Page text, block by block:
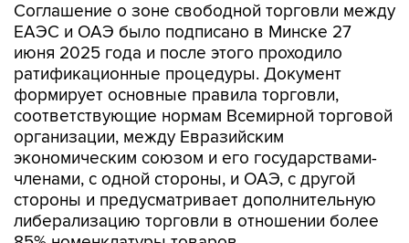
Соглашение о зоне свободной торговли между
ЕАЭС и ОАЭ было подписано в Минске 27
июня 2025 года и после этого проходило
ратификационные процедуры. Документ
формирует основные правила торговли,
соответствующие нормам Всемирной торговой
организации, между Евразийским
экономическим союзом и его государствами-
членами, с одной стороны, и ОАЭ, с другой
стороны и предусматривает дополнительную
либерализацию торговли в отношении более